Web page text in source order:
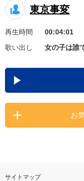
キャンペーン
お知らせ よくあ
DAM
カラ
東京事変
再生時間
00:04:01
歌い出し
女の子は誰
お
サイトマップ